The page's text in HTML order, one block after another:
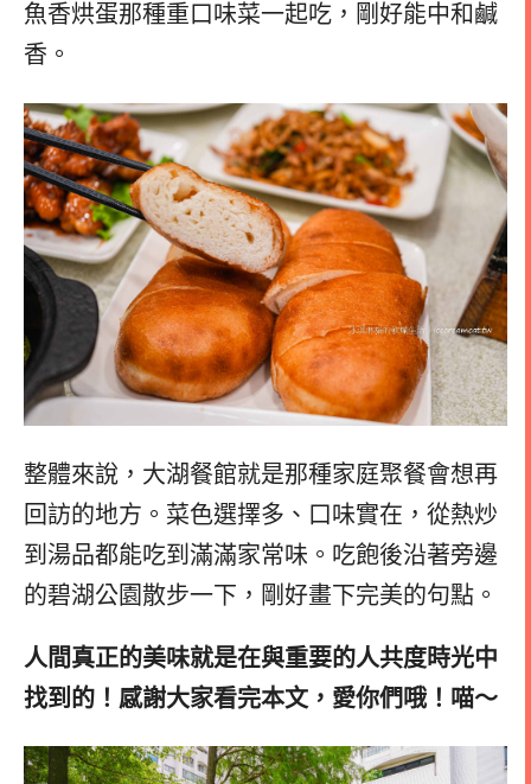
魚香烘蛋那種重口味菜一起吃，剛好能中和鹹
香。
整體來說，大湖餐館就是那種家庭聚餐會想再
回訪的地方。菜色選擇多、口味實在，從熱炒
到湯品都能吃到滿滿家常味。吃飽後沿著旁邊
的碧湖公園散步一下，剛好畫下完美的句點。
人間真正的美味就是在與重要的人共度時光中
找到的！感謝大家看完本文，愛你們哦！喵～